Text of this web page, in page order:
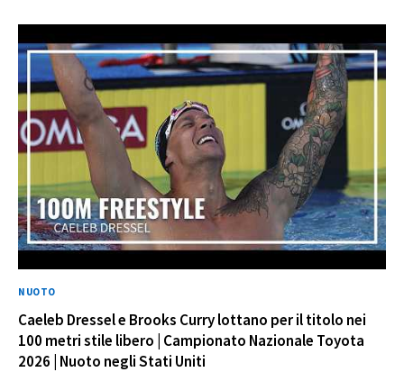
NUOTO
Caeleb Dressel e Brooks Curry lottano per il titolo nei
100 metri stile libero | Campionato Nazionale Toyota
2026 | Nuoto negli Stati Uniti